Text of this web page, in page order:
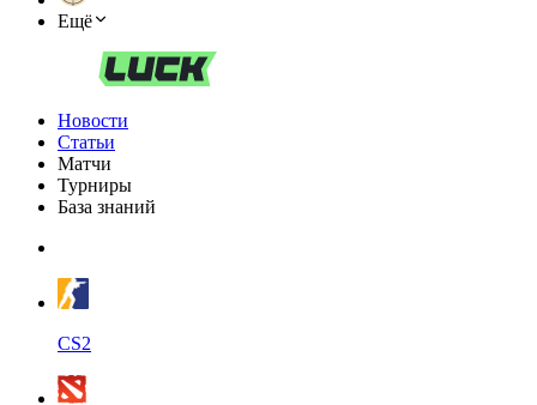
Ещё
Новости
Статьи
Матчи
Турниры
База знаний
CS2